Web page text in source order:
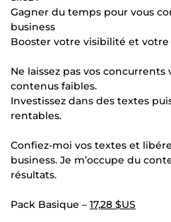
Gagner du temps pour vous
business
Booster votre visibilité et votre
Ne laissez pas vos concurrents
contenus faibles.
Investissez dans des textes
rentables.
Confiez-moi vos textes et
business. Je m’occupe du
résultats.
Pack Basique – 17,28 $US